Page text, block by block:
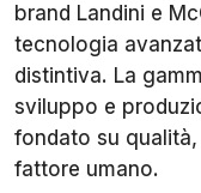
brand Landini e
tecnologia
distintiva. La
sviluppo e
fondato su
fattore umano.